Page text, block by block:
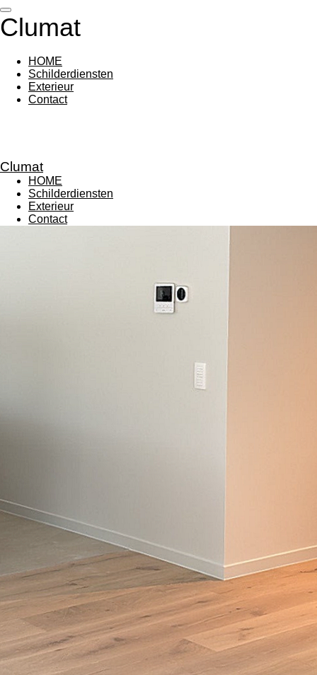
Ga
direct
naar
hoofdinhoud
Clumat
HOME
Schilderdiensten
Exterieur
Contact
Clumat
HOME
Schilderdiensten
Exterieur
Contact